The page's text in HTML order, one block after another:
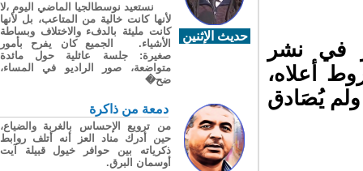
في نشر
أعلاه،
يُصَادق
حديث الإثنين
نستعيد نوسطالجيا الماضي اليوم ،لا
لأنها كانت خالية من المتاعب، بل لأنها
كانت مليئة بالدفء والاختلاف وبساطة
الأشياء. الجميع كان يفرح بأمور
صغيرة: جلسة عائلية حول مائدة
متواضعة، صور الراديو في المساء،
ضح�
دمعة من ذاكرة
من ترويع الإحساس بالغربة والضياع،
حين أدرك مناد العز أنه أتلف روابط
ذكرياته بين حوافر خيول قبيلة آيت
أوسمان البرق.